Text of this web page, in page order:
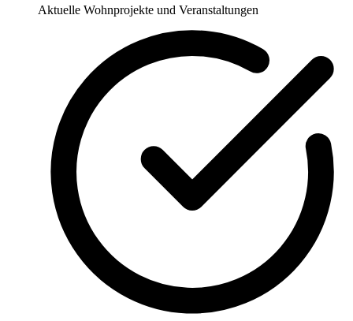
Aktuelle Wohnprojekte und Veranstaltungen